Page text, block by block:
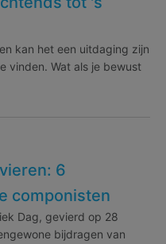
kan het een uitdaging zijn
vinden. Wat als je bewust
6
componisten
Dag, gevierd op 28
bijdragen van